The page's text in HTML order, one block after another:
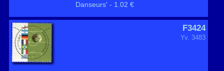
Danseurs' - 1.02 €
F3424
Yv. 3483